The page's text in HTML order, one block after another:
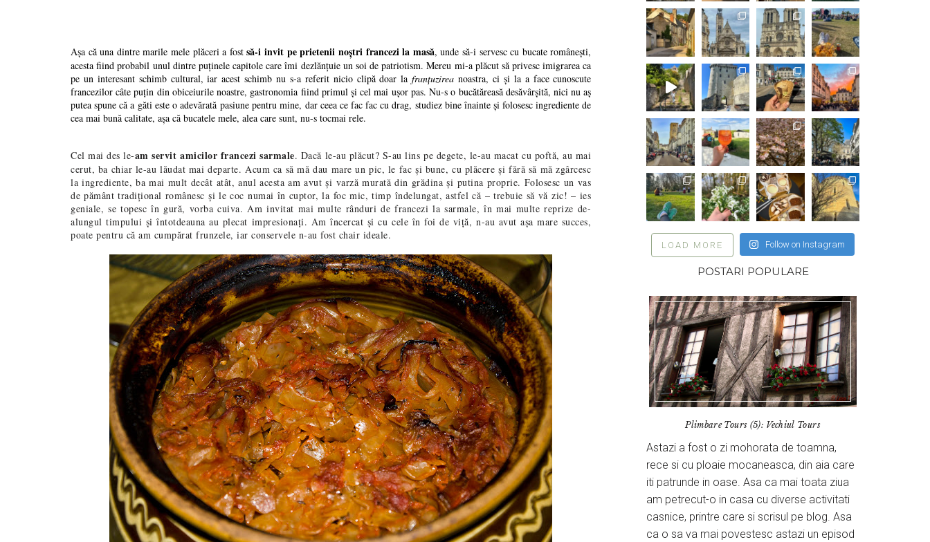
Așa că una dintre marile mele plăceri a fostsă-i invit pe prietenii noștri francezi la masă, unde să-i servesc cu bucate românești,
acesta fiind probabil unul dintre puținele capitole care îmi dezlănțuie un soi de patriotism. Mereu mi-a plăcut să privesc imigrarea ca
pe un interesant schimb cultural, iar acest schimb nu s-a referit nicio clipă doar lafranțuzirea noastra, ci și la a face cunoscute
francezilor câte puțin din obiceiurile noastre, gastronomia fiind primul și cel mai ușor pas. Nu-s o bucătăreasă desăvârșită, nici nu aș
putea spune că a găti este o adevărată pasiune pentru mine, dar ceea ce fac fac cu drag, studiez bine înainte și folosesc ingrediente de
cea mai bună calitate, așa că bucatele mele, alea care sunt, nu-s tocmai rele.
Cel mai des le-am servit amicilor francezi sarmale. Dacă le-au plăcut? S-au lins pe degete, le-au macat cu poftă, au mai
cerut, ba chiar le-au lăudat mai departe. Acum ca să mă dau mare un pic, le fac și bune, cu plăcere și fără să mă zgârcesc
la ingrediente, ba mai mult decât atât, anul acesta am avut și varză murată din grădina și putina proprie. Folosesc un vas
de pământ tradițional românesc și le coc numai în cuptor, la foc mic, timp îndelungat, astfel că – trebuie să vă zic! – ies
geniale, se topesc în gură, vorba cuiva. Am invitat mai multe rânduri de francezi la sarmale, în mai multe reprize de-
alungul timpului și întotdeauna au plecat impresionați. Am încercat și cu cele în foi de viță, n-au avut așa mare succes,
poate pentru că am cumpărat frunzele, iar conservele n-au fost chair ideale.
LOAD MORE Follow on Instagram
POSTARI POPULARE
Plimbare Tours (5): Vechiul Tours
Astazi a fost o zi mohorata de toamna,
rece si cu ploaie mocaneasca, din aia care
iti patrunde in oase. Asa ca mai toata ziua
am petrecut-o in casa cu diverse activitati
casnice, printre care si scrisul pe blog. Asa
ca o sa va mai povestesc astazi un episod